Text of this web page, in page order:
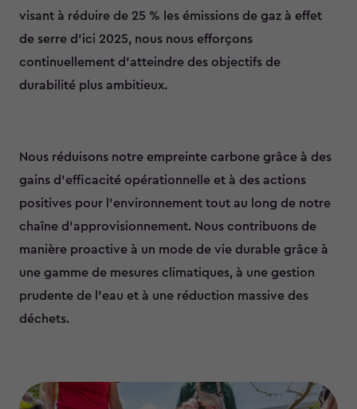
visant à réduire de 25 % les émissions de gaz à effet
de serre d’ici 2025, nous nous efforçons
continuellement d’atteindre des objectifs de
durabilité plus ambitieux.
Nous réduisons notre empreinte carbone grâce à des
gains d’efficacité opérationnelle et à des actions
positives pour l’environnement tout au long de notre
chaîne d’approvisionnement. Nous contribuons de
manière proactive à un mode de vie durable grâce à
une gamme de mesures climatiques, à une gestion
prudente de l’eau et à une réduction massive des
déchets.